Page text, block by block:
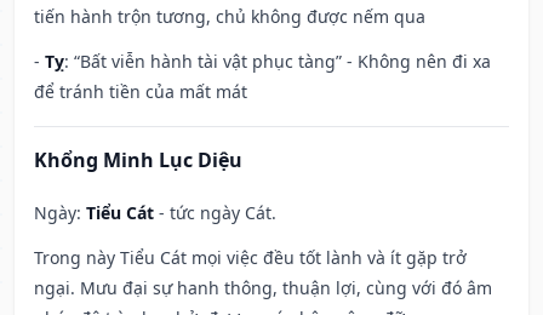
tiến hành trộn tương, chủ không được nếm qua
- Tỵ: “Bất viễn hành tài vật phục tàng” - Không nên đi xa
để tránh tiền của mất mát
Khổng Minh Lục Diệu
Ngày: Tiểu Cát - tức ngày Cát.
Trong này Tiểu Cát mọi việc đều tốt lành và ít gặp trở
ngại. Mưu đại sự hanh thông, thuận lợi, cùng với đó âm